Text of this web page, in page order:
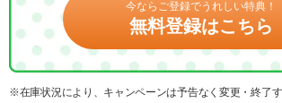
今ならご登録でうれしい特典！
無料登録はこちら
※在庫状況により、キャンペーンは予告なく変更・終了す